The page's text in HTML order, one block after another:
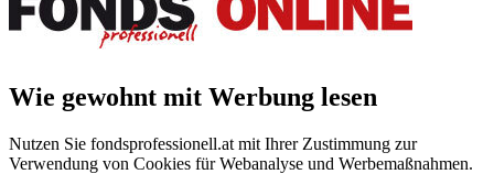
Wie gewohnt mit Werbung lesen
Nutzen Sie fondsprofessionell.at mit Ihrer Zustimmung zur
Verwendung von Cookies für Webanalyse und Werbemaßnahmen.